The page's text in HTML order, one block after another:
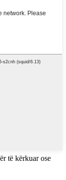
të kërkuar ose